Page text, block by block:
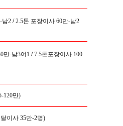
남2 /2.5톤 포장이사 60만-남2
만-남3여1 /7.5톤포장이사 100
120만)
이사 35만-2명)